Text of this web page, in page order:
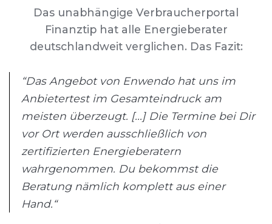
Das unabhängige Verbraucherportal
Finanztip hat alle Energieberater
deutschlandweit verglichen. Das Fazit:
“Das Angebot von Enwendo hat uns im
Anbietertest im Gesamteindruck am
meisten überzeugt. [...] Die Termine bei Dir
vor Ort werden ausschließlich von
zertifizierten Energieberatern
wahrgenommen. Du bekommst die
Beratung nämlich komplett aus einer
Hand.“